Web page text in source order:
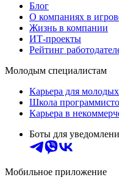
Блог
О компаниях в
Жизнь в компании
ИТ-проекты
Рейтинг
Молодым специалистам
Карьера для
Школа
Карьера в
Боты для
Мобильное приложение